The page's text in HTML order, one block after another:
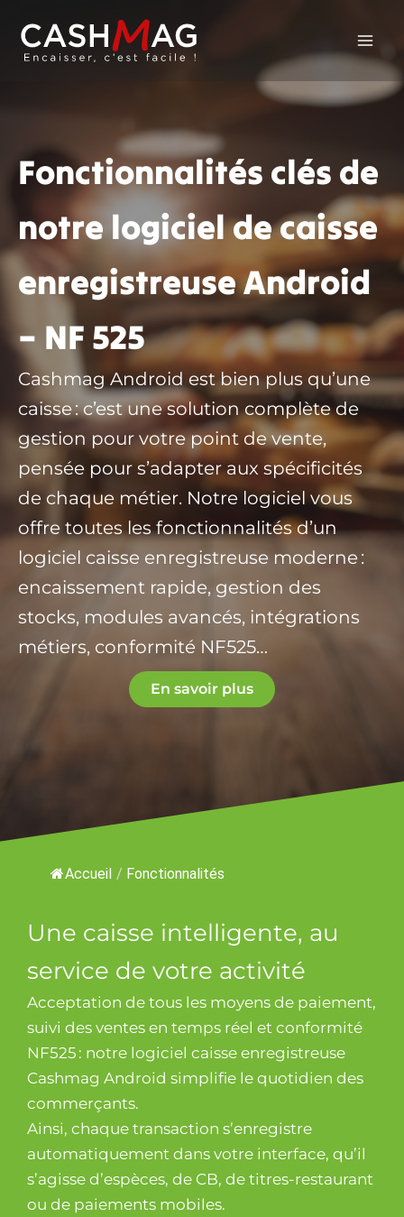
contenu
Fonctionnalités clés de
notre logiciel de caisse
enregistreuse Android
– NF 525
Cashmag Android est bien plus qu’une
caisse : c’est une solution complète de
gestion pour votre point de vente,
pensée pour s’adapter aux spécificités
de chaque métier. Notre logiciel vous
offre toutes les fonctionnalités d’un
logiciel caisse enregistreuse moderne :
encaissement rapide, gestion des
stocks, modules avancés, intégrations
métiers, conformité NF525…
En savoir plus
Accueil / Fonctionnalités
Une caisse intelligente, au
service de votre activité
Acceptation de tous les moyens de paiement,
suivi des ventes en temps réel et conformité
NF525 : notre logiciel caisse enregistreuse
Cashmag Android simplifie le quotidien des
commerçants.
Ainsi, chaque transaction s’enregistre
automatiquement dans votre interface, qu’il
s’agisse d’espèces, de CB, de titres-restaurant
ou de paiements mobiles.